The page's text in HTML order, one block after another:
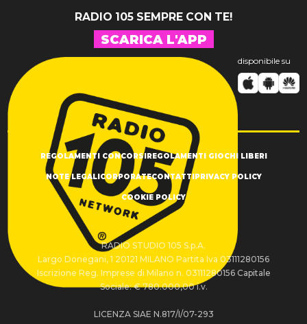
RADIO 105 SEMPRE CON TE!
SCARICA L'APP
disponibile su
REGOLAMENTI CONCORSI REGOLAMENTI GIOCHI LIBERI
NOTE LEGALI CORPORATECONTATTI PRIVACY POLICY
COOKIE POLICY
RADIO STUDIO 105 S.p.A.
Largo Donegani, 1 20121 MILANO Partita Iva 03111280156
Iscrizione Reg. Imprese di Milano n. 03111280156 Capitale
Sociale: € 780.000,00 i.v.
LICENZA SIAE N.817/I/07-293